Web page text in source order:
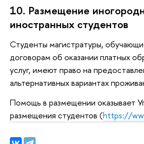
10. Размещение
иностранных студентов
Студенты магистратуры,
договорам об оказании платных
услуг, имеют право на
альтернативных вариантах
Помощь в размещении оказывает
размещения студентов (https://